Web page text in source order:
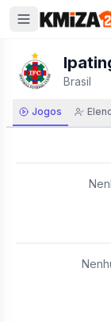
Brasil
Jogos